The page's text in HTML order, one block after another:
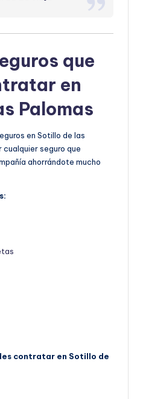
que
en
Palomas
en Sotillo de las
seguro que
ahorrándote mucho
contratar en Sotillo de